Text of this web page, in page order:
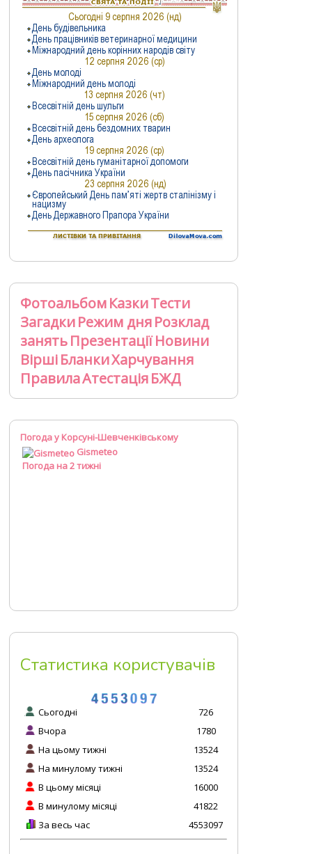
ФотоальбомКазкиТести
ЗагадкиРежим дняРозклад
занятьПрезентаціїНовини
ВіршіБланкиХарчування
ПравилаАтестаціяБЖД
Погода у Корсуні-Шевченківському
Gismeteo
Погода на 2 тижні
Статистика користувачів
Сьогодні
Вчора
На цьому тижні
На минулому тижні
В цьому місяці
В минулому місяці
За весь час
726
1780
13524
13524
16000
41822
4553097